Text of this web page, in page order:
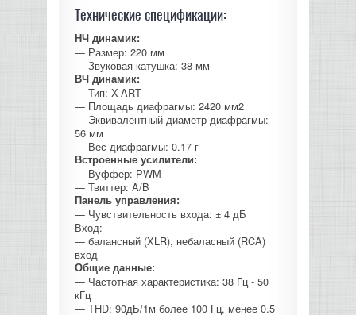
Технические спецификации:
НЧ динамик:
— Размер: 220 мм
— Звуковая катушка: 38 мм
ВЧ динамик:
— Тип: X-ART
— Площадь диафрагмы: 2420 мм2
— Эквивалентный диаметр диафрагмы:
56 мм
— Вес диафрагмы: 0.17 г
Встроенные усилители:
— Вуффер: PWM
— Твиттер: A/B
Панель управления:
— Чувствительность входа: ± 4 дБ
Вход:
— балансный (XLR), небаласный (RCA)
вход
Общие данные:
— Частотная характеристика: 38 Гц - 50
кГц
— THD: 90дБ/1м более 100 Гц, менее 0.5